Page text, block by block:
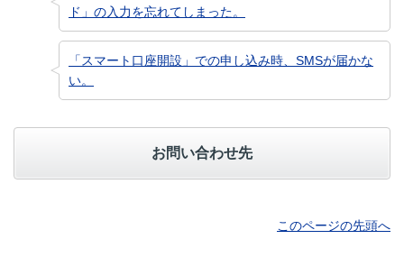
ド」の入力を忘れてしまった。
「スマート口座開設」での申し込み時、SMSが届かな
い。
お問い合わせ先
このページの先頭へ